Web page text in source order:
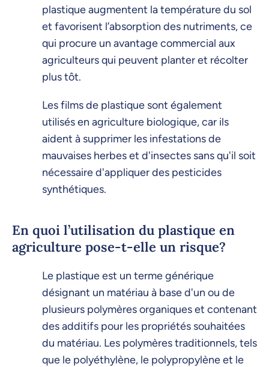
plastique augmentent la température du sol
et favorisent l’absorption des nutriments, ce
qui procure un avantage commercial aux
agriculteurs qui peuvent planter et récolter
plus tôt.
Les films de plastique sont également
utilisés en agriculture biologique, car ils
aident à supprimer les infestations de
mauvaises herbes et d'insectes sans qu'il soit
nécessaire d'appliquer des pesticides
synthétiques.
En quoi l’utilisation du plastique en
agriculture pose-t-elle un risque?
Le plastique est un terme générique
désignant un matériau à base d'un ou de
plusieurs polymères organiques et contenant
des additifs pour les propriétés souhaitées
du matériau. Les polymères traditionnels, tels
que le polyéthylène, le polypropylène et le